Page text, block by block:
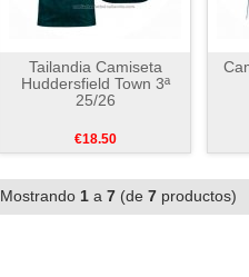
Tailandia Camiseta
Huddersfield Town 3ª
25/26
€18.50
Mostrando 1 a 7 (de 7 productos)